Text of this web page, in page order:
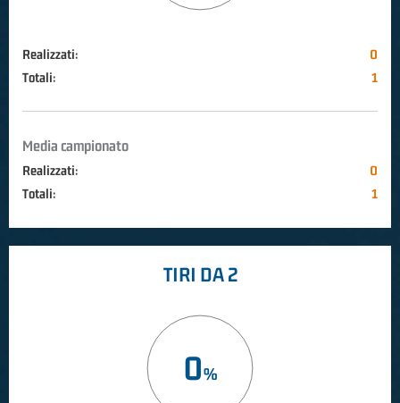
Realizzati:
0
Totali:
1
Media campionato
Realizzati:
0
Totali:
1
TIRI DA 2
0